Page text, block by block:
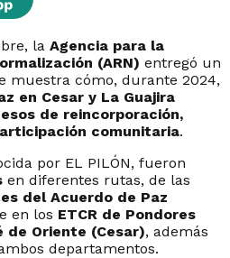
la Agencia para la
(ARN) entregó un
muestra cómo, durante 2024,
en Cesar y La Guajira
de reincorporación,
comunitaria.
por EL PILÓN, fueron
en diferentes rutas, de las
del Acuerdo de Paz
en los ETCR de Pondores
de Oriente (Cesar), además
departamentos.